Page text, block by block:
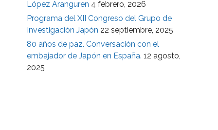
López Aranguren 4 febrero, 2026
Programa del XII Congreso del Grupo de
Investigación Japón 22 septiembre, 2025
80 años de paz. Conversación con el
embajador de Japón en España. 12 agosto,
2025